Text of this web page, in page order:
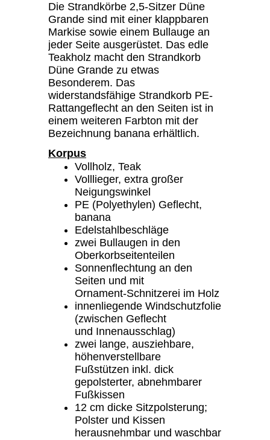
Die Strandkörbe 2,5-Sitzer Düne
Grande sind mit einer klappbaren
Markise sowie einem Bullauge an
jeder Seite ausgerüstet. Das edle
Teakholz macht den Strandkorb
Düne Grande zu etwas
Besonderem. Das
widerstandsfähige Strandkorb PE-
Rattangeflecht an den Seiten ist in
einem weiteren Farbton mit der
Bezeichnung banana erhältlich.
Korpus
Vollholz, Teak
Volllieger, extra großer
Neigungswinkel
PE (Polyethylen) Geflecht,
banana
Edelstahlbeschläge
zwei Bullaugen in den
Oberkorbseitenteilen
Sonnenflechtung an den
Seiten und mit
Ornament-Schnitzerei im Holz
innenliegende Windschutzfolie
(zwischen Geflecht
und Innenausschlag)
zwei lange, ausziehbare,
höhenverstellbare
Fußstützen inkl. dick
gepolsterter, abnehmbarer
Fußkissen
12 cm dicke Sitzpolsterung;
Polster und Kissen
herausnehmbar und waschbar